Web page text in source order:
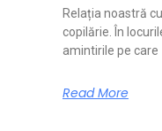
Relația noastră
copilărie. În
amintirile pe care
Read More